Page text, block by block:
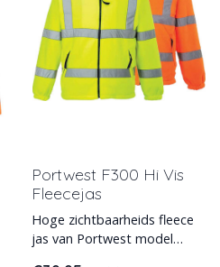
Portwest F300 Hi Vis
Fleecejas
Hoge zichtbaarheids fleece
jas van Portwest model